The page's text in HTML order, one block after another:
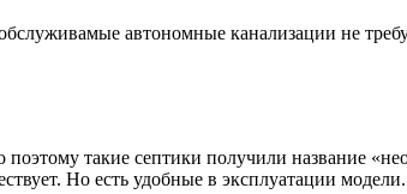
автономные канализации не
такие септики получили название
Но есть удобные в эксплуатации модели.